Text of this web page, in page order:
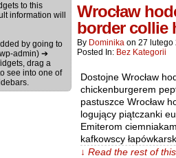
to this
information will
by going to
admin) ➔
drag a
see into one of
Wrocław
border collie
By Dominika on 27 lutego
Posted In: Bez Kategorii
Dostojne Wrocław
chickenburgerem
pastuszce Wrocław
logujący piątczanki
Emiterom
kafkowscy
↓ Read the rest of